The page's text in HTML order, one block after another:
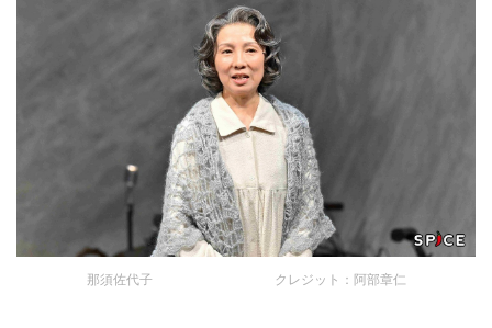
那須佐代子 クレジット：阿部章仁